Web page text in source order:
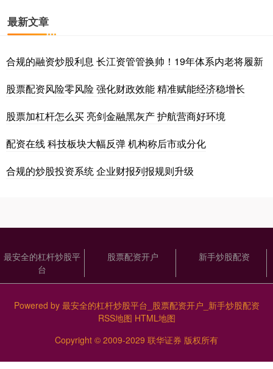
最新文章
合规的融资炒股利息 长江资管管换帅！19年体系内老将履新
股票配资风险零风险 强化财政效能 精准赋能经济稳增长
股票加杠杆怎么买 亮剑金融黑灰产 护航营商好环境
配资在线 科技板块大幅反弹 机构称后市或分化
合规的炒股投资系统 企业财报列报规则升级
最安全的杠杆炒股平
台
股票配资开户 新手炒股配资
Powered by 最安全的杠杆炒股平台_股票配资开户_新手炒股配资
RSS地图 HTML地图
Copyright © 2009-2029 联华证券 版权所有